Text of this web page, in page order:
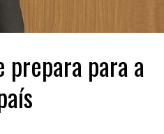
prepara para a